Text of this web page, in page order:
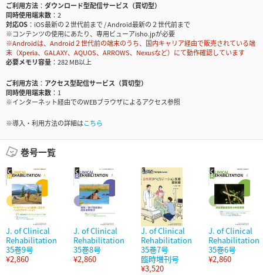
ご利用方法
ダウンロード型配信サービス（買切型）
同時使用端末数
2
対応OS
iOS最新の２世代前まで / Android最新の２世代前まで
※コンテンツの使用にあたり、専用ビューアisho.jpが必要
※Androidは、Android２世代前の端末のうち、国内キャリア経由で販売されている端
末（Xperia、GALAXY、AQUOS、ARROWS、Nexusなど）にて動作確認しています
必要メモリ容量
282 MB以上
ご利用方法
アクセス型配信サービス（買切型）
同時使用端末数
1
※インターネット経由でのWEBブラウザによるアクセス参照
※導入・利用方法の詳細はこちら
巻号一覧
J. of Clinical
Rehabilitation
35巻9号
¥2,860
J. of Clinical
Rehabilitation
35巻8号
¥2,860
J. of Clinical
Rehabilitation
35巻7号
臨時増刊号
¥3,520
J. of Clinical
Rehabilitation
35巻6号
¥2,860